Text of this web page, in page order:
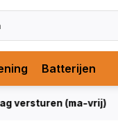
Batterijen
(ma-vrij)